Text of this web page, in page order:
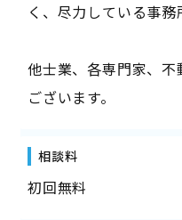
く、尽力している事務
他士業、各専門家、
ございます。
相談料
初回無料